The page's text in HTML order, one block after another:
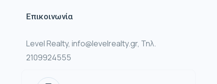
Επικοινωνία
Level Realty, info@levelrealty.gr, Τηλ.
2109924555